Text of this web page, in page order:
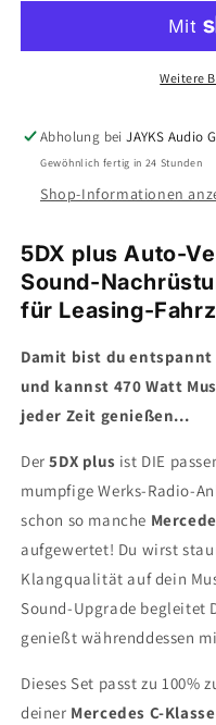
HiFi-
für
Mercedes
C-
Car-
HiFi-
für
C-
Weitere
Abholung beiJAYKS Audio
Gewöhnlich fertig in 24 Stunden
Shop-Informationen
5DX plus Auto-
Sound-
für Leasing-
Damit bist du entspannt
und kannst 470 Watt
jeder Zeit genießen...
Der5DX plus ist DIE
mumpfige Werks-Radio-
schon so manche
aufgewertet! Du wirst
Klangqualität auf dein
Sound-Upgrade begleitet
genießt währenddessen
Dieses Set passt zu 100%
deiner Mercedes C-